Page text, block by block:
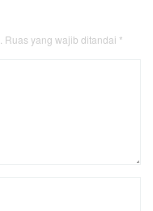
Ruas yang wajib ditandai *